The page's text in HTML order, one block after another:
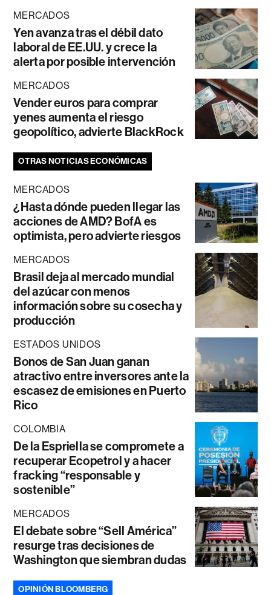
MERCADOS
Yen avanza tras el débil dato
laboral de EE.UU. y crece la
alerta por posible intervención
MERCADOS
Vender euros para comprar
yenes aumenta el riesgo
geopolítico, advierte BlackRock
OTRAS NOTICIAS ECONÓMICAS
MERCADOS
¿Hasta dónde pueden llegar las
acciones de AMD? BofA es
optimista, pero advierte riesgos
MERCADOS
Brasil deja al mercado mundial
del azúcar con menos
información sobre su cosecha y
producción
ESTADOS UNIDOS
Bonos de San Juan ganan
atractivo entre inversores ante la
escasez de emisiones en Puerto
Rico
COLOMBIA
De la Espriella se compromete a
recuperar Ecopetrol y a hacer
fracking “responsable y
sostenible”
MERCADOS
El debate sobre “Sell América”
resurge tras decisiones de
Washington que siembran dudas
OPINIÓN BLOOMBERG